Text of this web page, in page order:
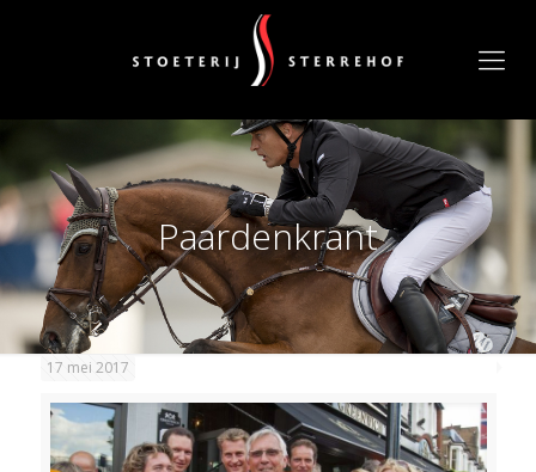
Paardenkrant
17 mei 2017